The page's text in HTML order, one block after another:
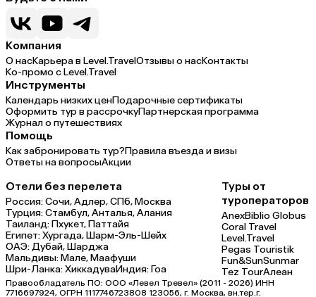
Компания
О насКарьера в Level.TravelОтзывы о насКонтакты
Ко-промо с Level.Travel
Инструменты
Календарь низких ценПодарочные сертификаты
Оформить тур в рассрочкуПартнерская программа
Журнал о путешествиях
Помощь
Как забронировать тур?Правила въезда и визы
Ответы на вопросыАкции
Отели без перелета
Россия:Сочи,Адлер,СПб,Москва
Турция:Стамбул,Анталья,Алания
Таиланд:Пхукет,Паттайя
Египет:Хургада,Шарм-Эль-Шейх
ОАЭ:Дубай,Шарджа
Мальдивы:Мале,Маафуши
Шри-Ланка:ХиккадуваИндия:Гоа
Туры от
туроператоров
AnexBiblio Globus
Coral Travel
Level.Travel
Pegas Touristik
Fun&SunSunmar
Tez TourАлеан
Правообладатель ПО: ООО «Левел Тревел» (2011 - 2026) ИНН
7716697924, ОГРН 1117746723808 123056, г. Москва, вн.тер.г.